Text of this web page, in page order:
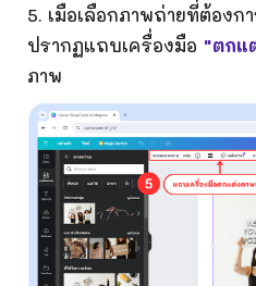
5. เมือเลือกภาพถ่ายที่ต้องก
ปรากฏแถบเครื่องมือ "ตกแ
ภาพ